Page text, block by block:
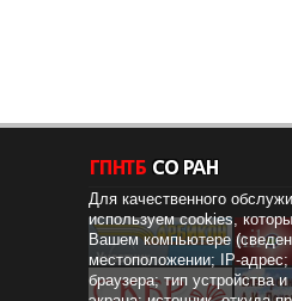
Для качественного
используем cookies,
Вашем компьютере
местоположении; IP-
браузера; тип устройства